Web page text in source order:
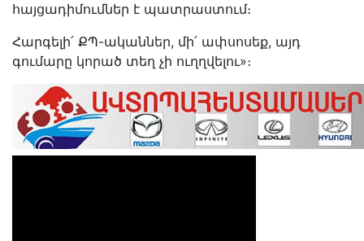
հայցադիմումներ է պատրաստում։
Հարգելի՛ ՔՊ-ականներ, մի՛ ափսոսեք, այդ
գումարը կորած տեղ չի ուղղվելու»։